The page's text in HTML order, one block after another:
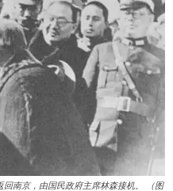
南京，由国民政府主席林森接机。 （图